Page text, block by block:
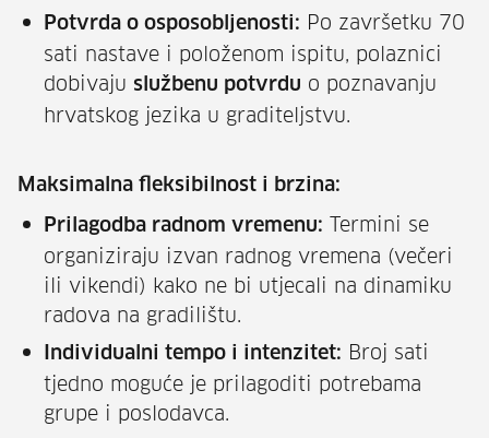
Potvrda o osposobljenosti: Po završetku 70
sati nastave i položenom ispitu, polaznici
dobivaju službenu potvrdu o poznavanju
hrvatskog jezika u graditeljstvu.
Maksimalna fleksibilnost i brzina:
Prilagodba radnom vremenu: Termini se
organiziraju izvan radnog vremena (večeri
ili vikendi) kako ne bi utjecali na dinamiku
radova na gradilištu.
Individualni tempo i intenzitet: Broj sati
tjedno moguće je prilagoditi potrebama
grupe i poslodavca.